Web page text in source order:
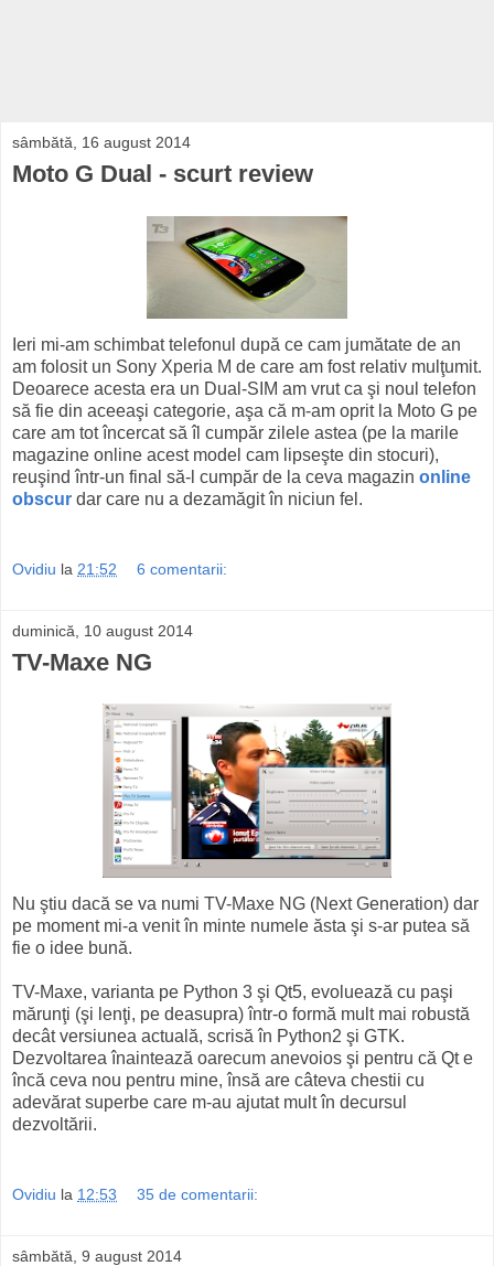
sâmbătă, 16 august 2014
Moto G Dual - scurt review
Ieri mi-am schimbat telefonul după ce cam jumătate de an
am folosit un Sony Xperia M de care am fost relativ mulţumit.
Deoarece acesta era un Dual-SIM am vrut ca şi noul telefon
să fie din aceeaşi categorie, aşa că m-am oprit la Moto G pe
care am tot încercat să îl cumpăr zilele astea (pe la marile
magazine online acest model cam lipseşte din stocuri),
reuşind într-un final să-l cumpăr de la ceva magazin online
obscur dar care nu a dezamăgit în niciun fel.
Ovidiu la 21:52 6 comentarii:
duminică, 10 august 2014
TV-Maxe NG
Nu ştiu dacă se va numi TV-Maxe NG (Next Generation) dar
pe moment mi-a venit în minte numele ăsta şi s-ar putea să
fie o idee bună.
TV-Maxe, varianta pe Python 3 şi Qt5, evoluează cu paşi
mărunţi (şi lenţi, pe deasupra) într-o formă mult mai robustă
decât versiunea actuală, scrisă în Python2 şi GTK.
Dezvoltarea înaintează oarecum anevoios şi pentru că Qt e
încă ceva nou pentru mine, însă are câteva chestii cu
adevărat superbe care m-au ajutat mult în decursul
dezvoltării.
Ovidiu la 12:53 35 de comentarii:
sâmbătă, 9 august 2014